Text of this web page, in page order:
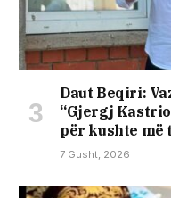
Daut Beqiri:
“Gjergj
për kushte më
7 Gusht, 2026